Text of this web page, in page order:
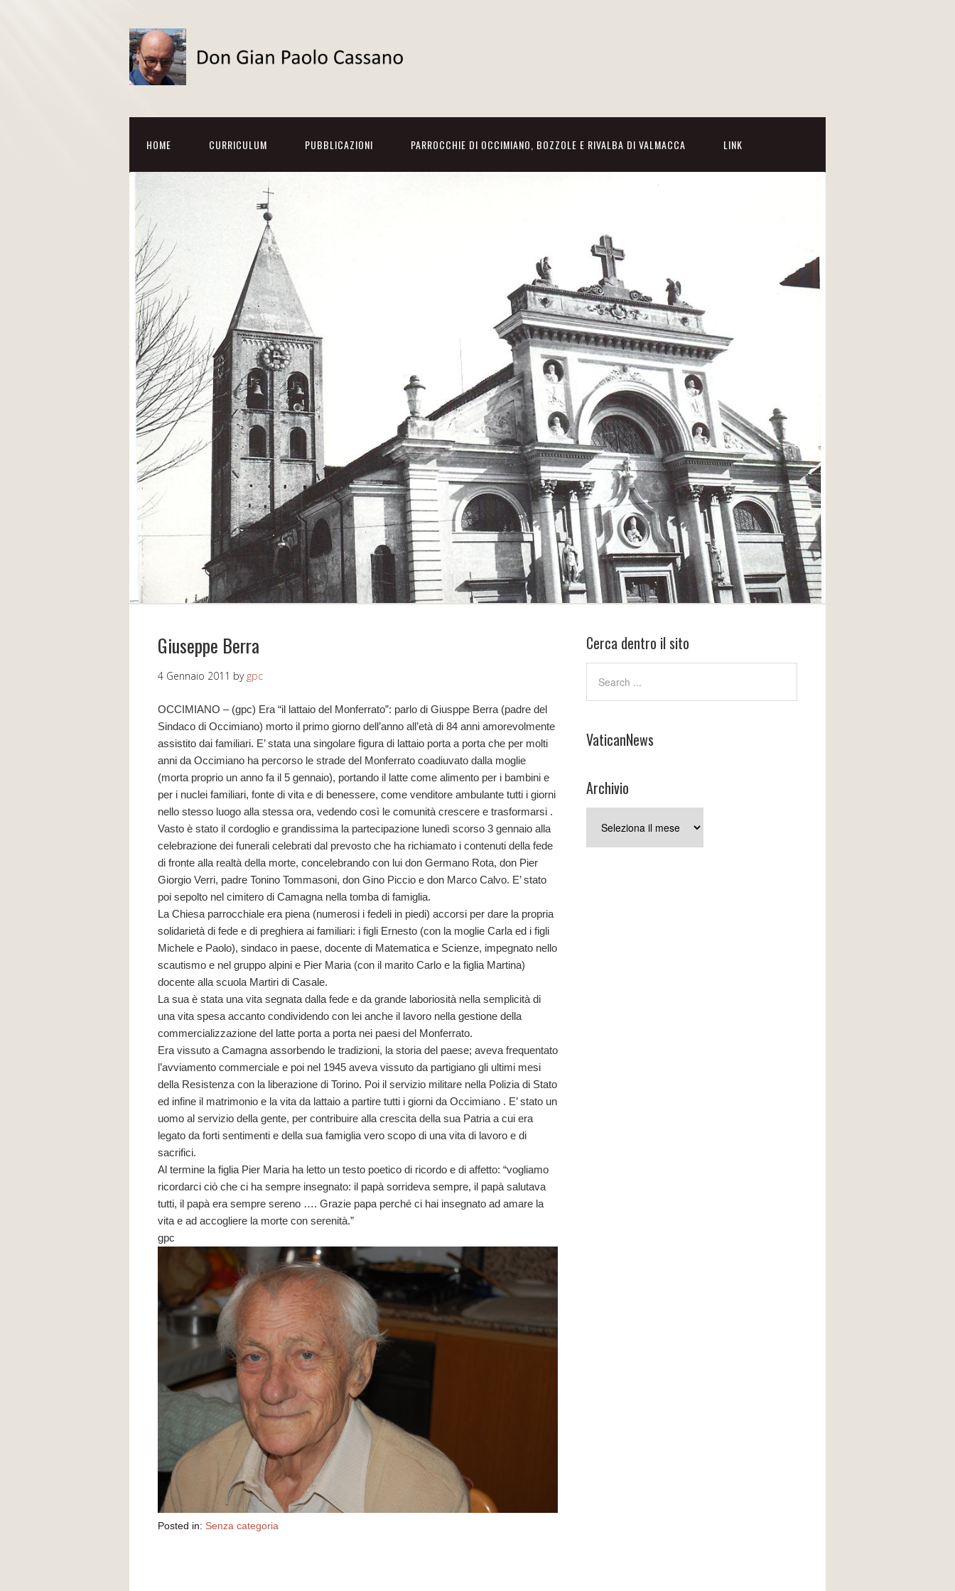
HOME CURRICULUM PUBBLICAZIONI PARROCCHIE DI OCCIMIANO, BOZZOLE E RIVALBA DI VALMACCA LINK
Giuseppe Berra
4 Gennaio 2011 by gpc
OCCIMIANO – (gpc) Era “il lattaio del Monferrato”: parlo di Giusppe Berra (padre del
Sindaco di Occimiano) morto il primo giorno dell’anno all’età di 84 anni amorevolmente
assistito dai familiari. E’ stata una singolare figura di lattaio porta a porta che per molti
anni da Occimiano ha percorso le strade del Monferrato coadiuvato dalla moglie
(morta proprio un anno fa il 5 gennaio), portando il latte come alimento per i bambini e
per i nuclei familiari, fonte di vita e di benessere, come venditore ambulante tutti i giorni
nello stesso luogo alla stessa ora, vedendo così le comunità crescere e trasformarsi .
Vasto è stato il cordoglio e grandissima la partecipazione lunedì scorso 3 gennaio alla
celebrazione dei funerali celebrati dal prevosto che ha richiamato i contenuti della fede
di fronte alla realtà della morte, concelebrando con lui don Germano Rota, don Pier
Giorgio Verri, padre Tonino Tommasoni, don Gino Piccio e don Marco Calvo. E’ stato
poi sepolto nel cimitero di Camagna nella tomba di famiglia.
La Chiesa parrocchiale era piena (numerosi i fedeli in piedi) accorsi per dare la propria
solidarietà di fede e di preghiera ai familiari: i figli Ernesto (con la moglie Carla ed i figli
Michele e Paolo), sindaco in paese, docente di Matematica e Scienze, impegnato nello
scautismo e nel gruppo alpini e Pier Maria (con il marito Carlo e la figlia Martina)
docente alla scuola Martiri di Casale.
La sua è stata una vita segnata dalla fede e da grande laboriosità nella semplicità di
una vita spesa accanto condividendo con lei anche il lavoro nella gestione della
commercializzazione del latte porta a porta nei paesi del Monferrato.
Era vissuto a Camagna assorbendo le tradizioni, la storia del paese; aveva frequentato
l’avviamento commerciale e poi nel 1945 aveva vissuto da partigiano gli ultimi mesi
della Resistenza con la liberazione di Torino. Poi il servizio militare nella Polizia di Stato
ed infine il matrimonio e la vita da lattaio a partire tutti i giorni da Occimiano . E’ stato un
uomo al servizio della gente, per contribuire alla crescita della sua Patria a cui era
legato da forti sentimenti e della sua famiglia vero scopo di una vita di lavoro e di
sacrifici.
Al termine la figlia Pier Maria ha letto un testo poetico di ricordo e di affetto: “vogliamo
ricordarci ciò che ci ha sempre insegnato: il papà sorrideva sempre, il papà salutava
tutti, il papà era sempre sereno …. Grazie papa perché ci hai insegnato ad amare la
vita e ad accogliere la morte con serenità.”
gpc
Posted in: Senza categoria
Cerca dentro il sito
VaticanNews
Archivio